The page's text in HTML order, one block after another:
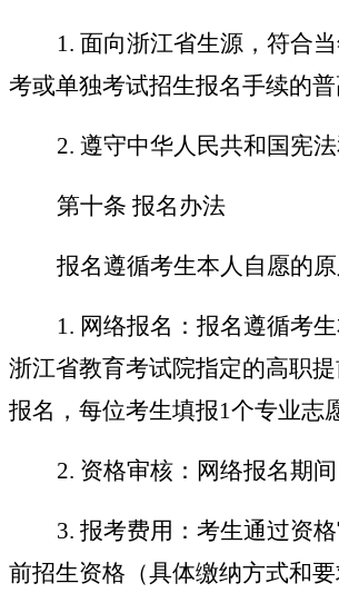
1. 面向浙江省生源，符合
考或单独考试招生报名手续的
2. 遵守中华人民共和国宪
第十条 报名办法
报名遵循考生本人自愿的
1. 网络报名： 报名遵循考
浙江省教育考试院指定的高职
报名，每位考生填报1个专业志
2. 资格审核： 网络报名期
3. 报考费用： 考生通过资
前招生资格（具体缴纳方式和要